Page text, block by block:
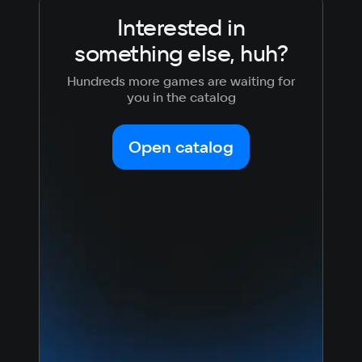
Video card
NVIDIA GeForce RTX 2060 Super / RTX
3060 / AMD Radeon RX 6600
Space
Установка на SSD обязательна для быстрой
подгрузки уровней
Interested in
something else, huh?
Hundreds more games are waiting for
you in the catalog
Open catalog